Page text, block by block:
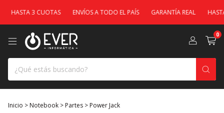
3 CUOTAS ENVÍOS A TODO EL PAÍS GARANTÍA REAL HASTA 3
0
Inicio > Notebook > Partes > Power Jack